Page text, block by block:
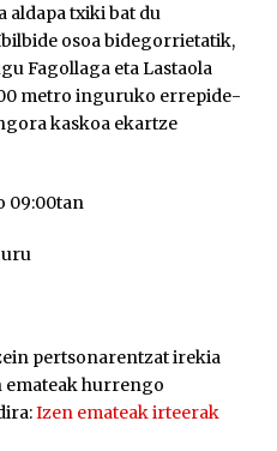
aldapa txiki bat du
osoa bidegorrietatik,
Fagollaga eta Lastaola
metro inguruko errepide-
kaskoa ekartze
09:00tan
pertsonarentzat irekia
emateak hurrengo
Izen emateak irteerak